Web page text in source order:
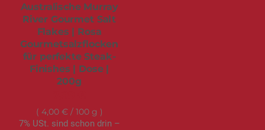
Australische Murray
River Gourmet Salt
Flakes | Rosa
Gourmetsalzflocken
für perfekte Steak-
Finishes | Dose |
200g
4,00 €/ 100 g
7% USt. sind schon drin –